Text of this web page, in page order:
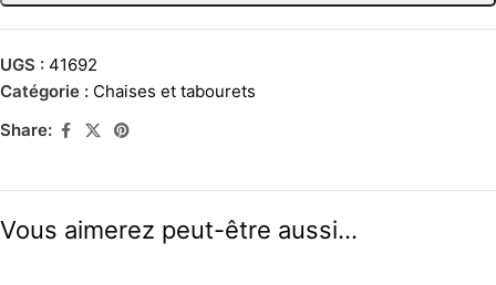
UGS : 41692
Catégorie : Chaises et tabourets
Share:
Vous aimerez peut-être aussi…